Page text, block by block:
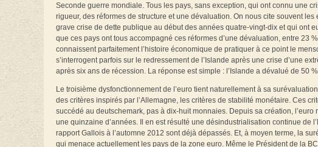
Seconde guerre mondiale. Tous les pays, sans exception, qui ont connu une
rigueur, des réformes de structure et une dévaluation. On nous cite souvent
grave crise de dette publique au début des années quatre‑vingt-dix et qui ont
que ces pays ont tous accompagné ces réformes d’une dévaluation, entre 23
connaissent parfaitement l’histoire économique de pratiquer à ce point le
s’interrogent parfois sur le redressement de l’Islande après une crise d’une
après six ans de récession. La réponse est simple : l’Islande a dévalué de 50
Le troisième dysfonctionnement de l’euro tient naturellement à sa
des critères inspirés par l’Allemagne, les critères de stabilité monétaire. Ces
succédé au deutschemark, pas à dix-huit monnaies. Depuis sa création,
une quinzaine d’années. Il en est résulté une désindustrialisation continue de
rapport Gallois à l’automne 2012 sont déjà dépassés. Et, à moyen terme, la
qui menace actuellement les pays de la zone euro. Même le Président de la